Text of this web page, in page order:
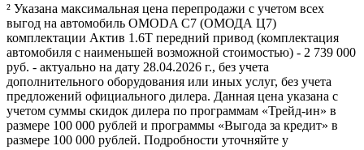
² Указана максимальная цена перепродажи с учетом всех
выгод на автомобиль OMODA C7 (ОМОДА Ц7)
комплектации Актив 1.6T передний привод (комплектация
автомобиля с наименьшей возможной стоимостью) - 2 739 000
руб. - актуально на дату 28.04.2026 г., без учета
дополнительного оборудования или иных услуг, без учета
предложений официального дилера. Данная цена указана с
учетом суммы скидок дилера по программам «Трейд-ин» в
размере 100 000 рублей и программы «Выгода за кредит» в
размере 100 000 рублей. Подробности уточняйте у